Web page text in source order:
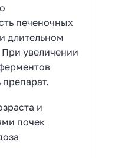
печеночных
длительном
увеличении
и
почек